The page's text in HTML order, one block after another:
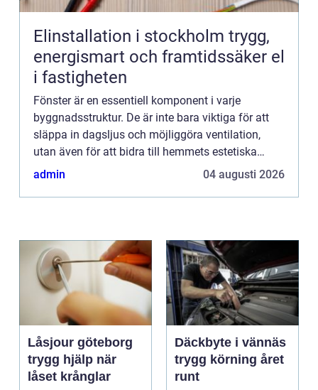
Elinstallation i stockholm trygg,
energismart och framtidssäker el
i fastigheten
Fönster är en essentiell komponent i varje
byggnadsstruktur. De är inte bara viktiga för att
släppa in dagsljus och möjliggöra ventilation,
utan även för att bidra till hemmets estetiska
karaktär och ...
admin 04 augusti 2026
Låsjour göteborg
trygg hjälp när
låset krånglar
Däckbyte i vännäs
trygg körning året
runt